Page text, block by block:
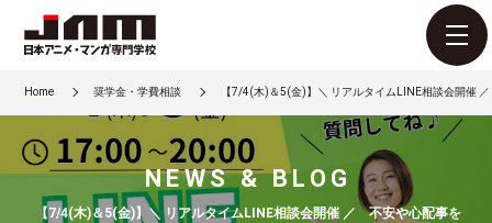
Home 奨学金・学費相談 【7/4(木)＆5(金)】＼ リアルタイムLINE相談会開催
NEWS & BLOG
【7/4(木)＆5(金)】＼ リアルタイムLINE相談会開催 ／ 不安や心配事を